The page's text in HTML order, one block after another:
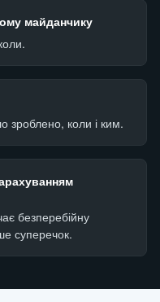
майданчику
зроблено, коли і ким.
безперебійну
суперечок.